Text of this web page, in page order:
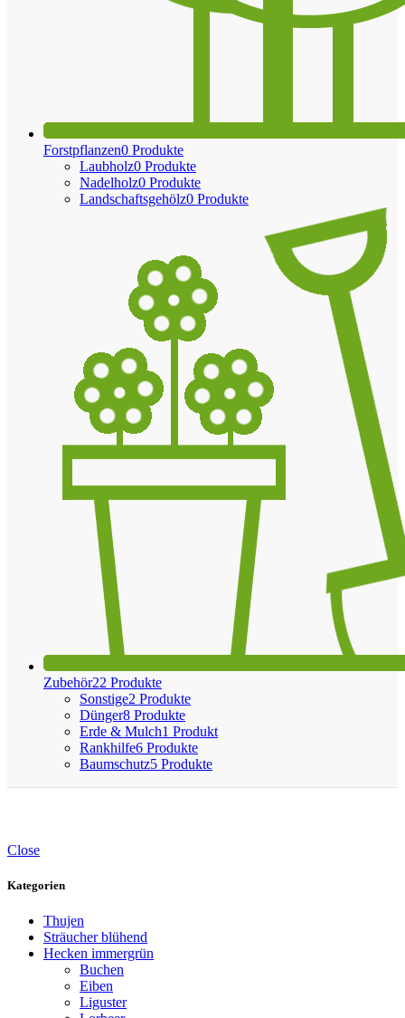
Forstpflanzen0 Produkte
Laubholz0 Produkte
Nadelholz0 Produkte
Landschaftsgehölz0 Produkte
Zubehör22 Produkte
Sonstige2 Produkte
Dünger8 Produkte
Erde & Mulch1 Produkt
Rankhilfe6 Produkte
Baumschutz5 Produkte
Close
Kategorien
Thujen
Sträucher blühend
Hecken immergrün
Buchen
Eiben
Liguster